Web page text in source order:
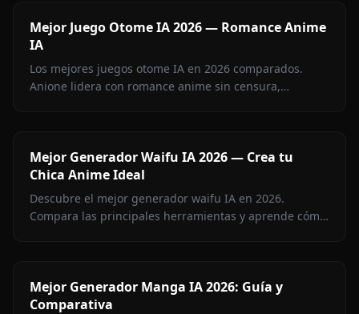
Mejor Juego Otome IA 2026 — Romance Anime
IA
Los mejores juegos otome IA en 2026 comparados.
Anione lidera con romance anime sin censura,
Mejor Generador Waifu IA 2026 — Crea tu
Chica Anime Ideal
Descubre el mejor generador waifu IA en 2026.
Compara las principales herramientas y aprende cómo
Mejor Generador Manga IA 2026: Guía y
Comparativa